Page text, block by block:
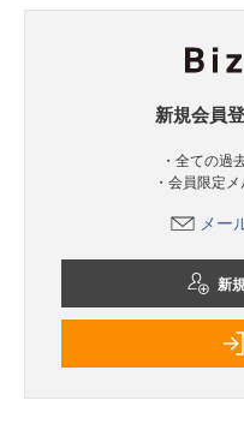
新規会員
・全ての過
・会員限定
メー
新